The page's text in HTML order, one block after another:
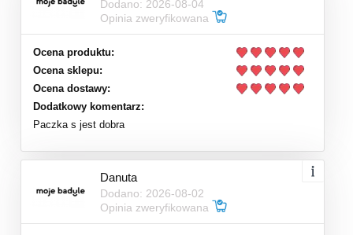
Dodano: 2026-08-04
Opinia zweryfikowana
Ocena produktu:
Ocena sklepu:
Ocena dostawy:
Dodatkowy komentarz:
Paczka s jest dobra
Danuta
Dodano: 2026-08-02
Opinia zweryfikowana